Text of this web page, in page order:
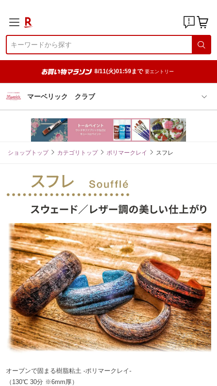
8/11(火)01:59まで 要エントリー
マーベリック クラブ
ショップトップ カテゴリトップ ポリマークレイ スフレ
オーブンで固まる樹脂粘土 -ポリマークレイ-
（130℃ 30分 ※6mm厚）